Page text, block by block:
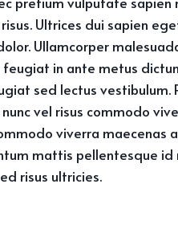
Ultrices dui sapien
Ullamcorper
feugiat in ante metus
sed lectus vestibulum.
vel risus commodo
viverra maecenas
mattis pellentesque id
risus ultricies.